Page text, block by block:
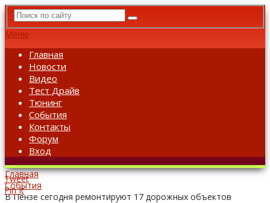
Меню
Главная
Новости
Видео
Тест Драйв
Тюнинг
События
Контакты
Форум
Вход
Главная
События
В Пензе сегодня ремонтируют 17 дорожных объектов
Tweet
Pin It